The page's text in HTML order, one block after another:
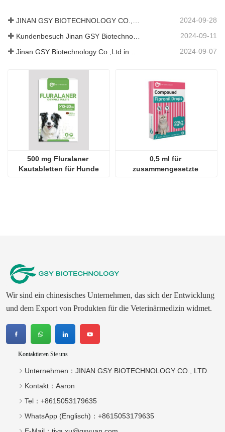
2024-09-28
2024-09-11
Jinan GSY Biotechnology Co.,Ltd in Nanjing VIV Ausstellung 2024-09-07
500 mg Fluralaner
Kautabletten für Hunde
0,5 ml für
zusammengesetzte
Wir sind ein chinesisches Unternehmen, das sich der Entwicklung
und dem Export von Produkten für die Veterinärmedizin widmet.
Kontaktieren Sie uns
Unternehmen： JINAN GSY BIOTECHNOLOGY CO., LTD.
Kontakt： Aaron
Tel： +8615053179635‬
WhatsApp (Englisch)： +8615053179635